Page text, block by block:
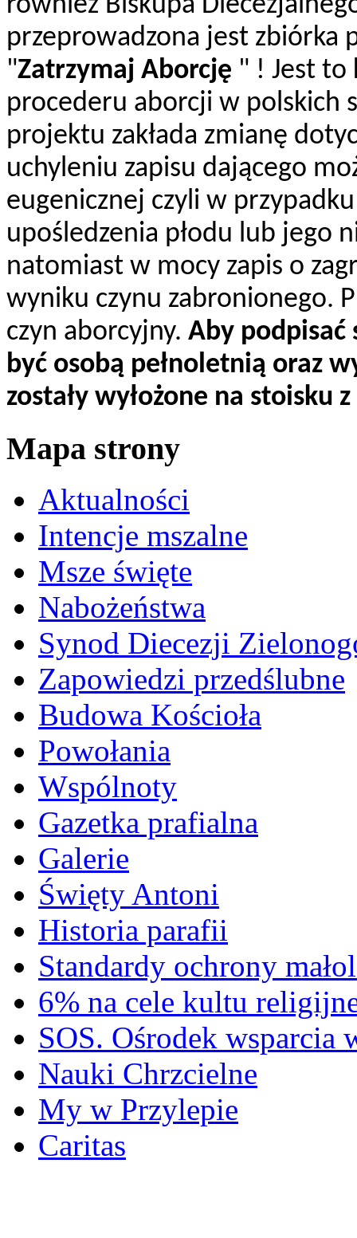
przeprowadzona jest
"Zatrzymaj Aborcję " ! Jest to
procederu aborcji w polskich
projektu zakłada zmianę
uchyleniu zapisu dającego
eugenicznej czyli w
upośledzenia płodu lub jego
natomiast w mocy zapis o
wyniku czynu zabronionego.
czyn aborcyjny. Aby podpisać
być osobą pełnoletnią oraz
zostały wyłożone na stoisku
Mapa strony
Aktualności
Intencje mszalne
Msze święte
Nabożeństwa
Synod Diecezji
Zapowiedzi przedślubne
Budowa Kościoła
Powołania
Wspólnoty
Gazetka prafialna
Galerie
Święty Antoni
Historia parafii
Standardy ochrony
6% na cele kultu
SOS. Ośrodek wsparcia
Nauki Chrzcielne
My w Przylepie
Caritas